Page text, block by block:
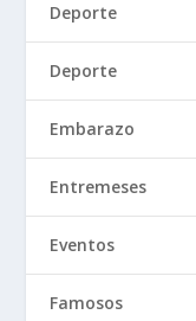
Deporte
Deporte
Embarazo
Entremeses
Eventos
Famosos